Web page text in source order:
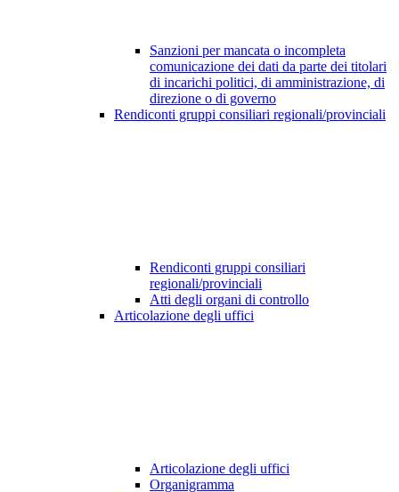
Sanzioni per mancata o incompleta
comunicazione dei dati da parte dei titolari
di incarichi politici, di amministrazione, di
direzione o di governo
Rendiconti gruppi consiliari regionali/provinciali
Rendiconti gruppi consiliari
regionali/provinciali
Atti degli organi di controllo
Articolazione degli uffici
Articolazione degli uffici
Organigramma